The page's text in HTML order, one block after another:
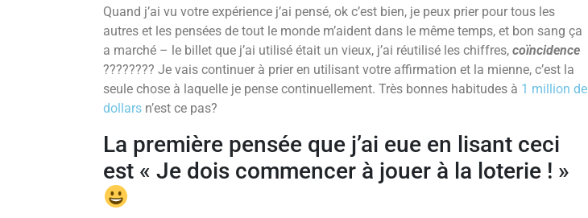
Quand j’ai vu votre expérience j’ai pensé, ok c’est bien, je peux prier pour tous les
autres et les pensées de tout le monde m’aident dans le même temps, et bon sang ça
a marché – le billet que j’ai utilisé était un vieux, j’ai réutilisé les chiffres, coïncidence
???????? Je vais continuer à prier en utilisant votre affirmation et la mienne, c’est la
seule chose à laquelle je pense continuellement. Très bonnes habitudes à 1 million de
dollars n’est ce pas?
La première pensée que j’ai eue en lisant ceci
est « Je dois commencer à jouer à la loterie ! »